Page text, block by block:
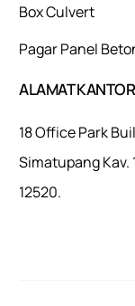
Box Culvert
Pagar Panel
ALAMAT KANTOR
18 Office Park
Simatupang Kav.
12520.